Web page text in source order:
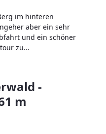
im hinteren
aber ein sehr
und ein schöner
zu...
-
m